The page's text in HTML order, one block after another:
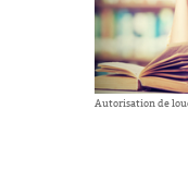
Autorisation de